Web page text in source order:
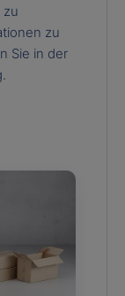
zu
zu
Sie in der